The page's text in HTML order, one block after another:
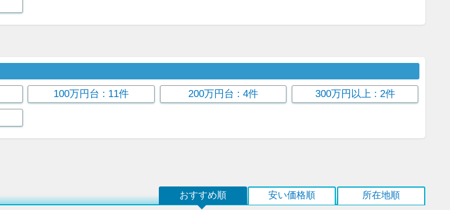
100万円台 : 11件 200万円台 : 4件 300万円以上 : 2件
所在地順
安い価格順
おすすめ順